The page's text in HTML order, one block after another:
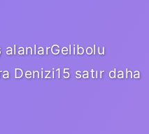
alanlarGelibolu
Denizi15 satır daha